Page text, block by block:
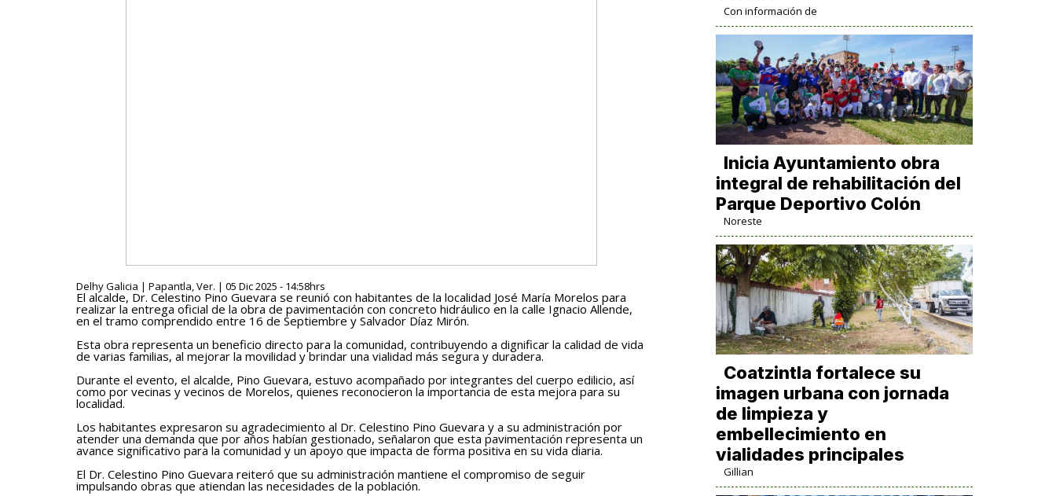
Delhy Galicia | Papantla, Ver. | 05 Dic 2025 - 14:58hrs
El alcalde, Dr. Celestino Pino Guevara se reunió con habitantes de la localidad José María Morelos para
realizar la entrega oficial de la obra de pavimentación con concreto hidráulico en la calle Ignacio Allende,
en el tramo comprendido entre 16 de Septiembre y Salvador Díaz Mirón.
Esta obra representa un beneficio directo para la comunidad, contribuyendo a dignificar la calidad de vida
de varias familias, al mejorar la movilidad y brindar una vialidad más segura y duradera.
Durante el evento, el alcalde, Pino Guevara, estuvo acompañado por integrantes del cuerpo edilicio, así
como por vecinas y vecinos de Morelos, quienes reconocieron la importancia de esta mejora para su
localidad.
Los habitantes expresaron su agradecimiento al Dr. Celestino Pino Guevara y a su administración por
atender una demanda que por años habían gestionado, señalaron que esta pavimentación representa un
avance significativo para la comunidad y un apoyo que impacta de forma positiva en su vida diaria.
El Dr. Celestino Pino Guevara reiteró que su administración mantiene el compromiso de seguir
impulsando obras que atiendan las necesidades de la población.
Con información de
Inicia Ayuntamiento obra
integral de rehabilitación del
Parque Deportivo Colón
Noreste
Coatzintla fortalece su
imagen urbana con jornada
de limpieza y
embellecimiento en
vialidades principales
Gillian